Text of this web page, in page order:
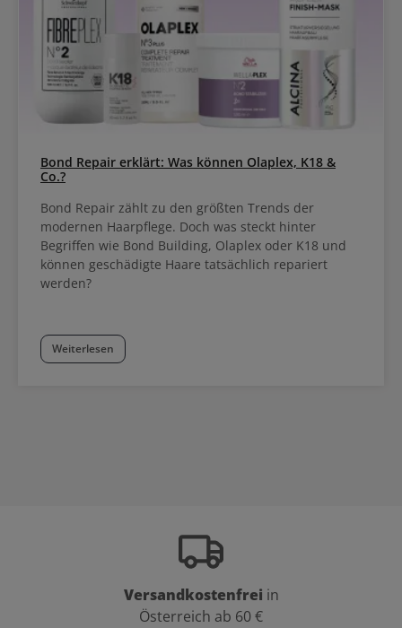
Bond Repair erklärt: Was können Olaplex, K18 &
Co.?
Bond Repair zählt zu den größten Trends der
modernen Haarpflege. Doch was steckt hinter
Begriffen wie Bond Building, Olaplex oder K18 und
können geschädigte Haare tatsächlich repariert
werden?
Weiterlesen
Versandkostenfrei in
Österreich ab 60 €